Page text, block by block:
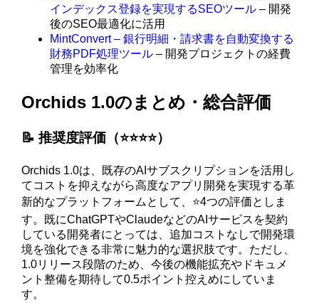
インデックス登録を実現するSEOツール – 開発
後のSEO最適化に活用
MintConvert – 銀行明細・請求書を自動変換する
財務PDF処理ツール – 開発プロジェクトの経費
管理を効率化
Orchids 1.0のまとめ・総合評価
📝 推奨度評価（⭐️⭐️⭐️⭐️）
Orchids 1.0は、既存のAIサブスクリプションを活用し
てコストを抑えながら高度なアプリ開発を実現する革
新的なプラットフォームとして、⭐️4つの評価としま
す。既にChatGPTやClaudeなどのAIサービスを契約
している開発者にとっては、追加コストなしで開発環
境を強化できる非常に魅力的な選択肢です。ただし、
1.0リリース段階のため、今後の機能拡充やドキュメ
ント整備を期待して0.5ポイント控えめにしていま
す。